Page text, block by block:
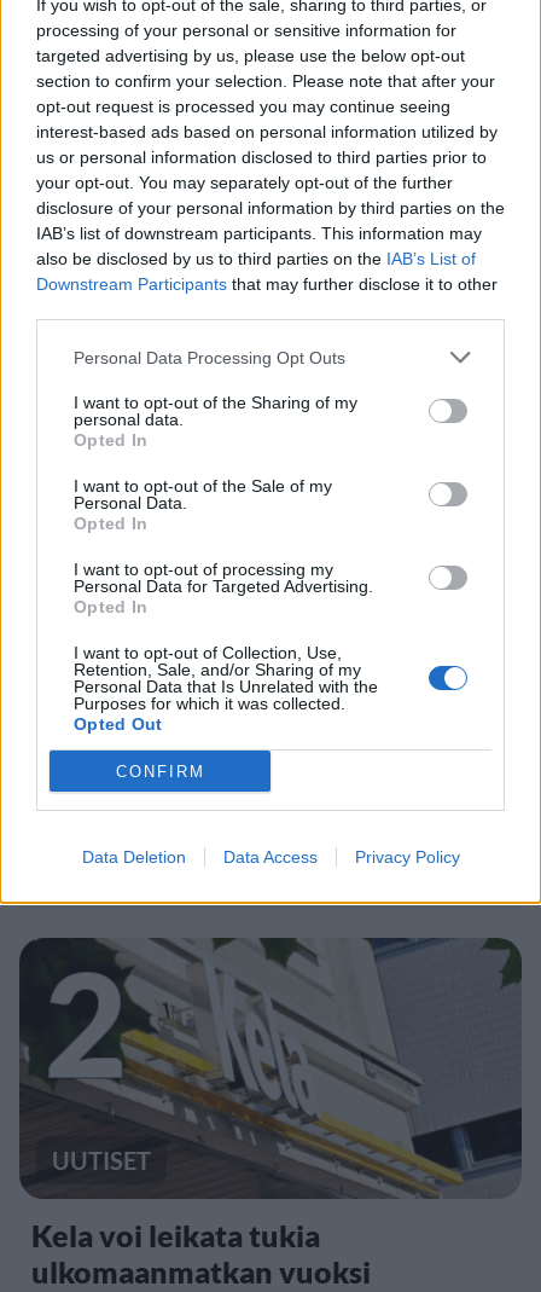
If you wish to opt-out of the sale, sharing to third parties, or
processing of your personal or sensitive information for
targeted advertising by us, please use the below opt-out
section to confirm your selection. Please note that after your
opt-out request is processed you may continue seeing
interest-based ads based on personal information utilized by
us or personal information disclosed to third parties prior to
your opt-out. You may separately opt-out of the further
disclosure of your personal information by third parties on the
IAB’s list of downstream participants. This information may
also be disclosed by us to third parties on the IAB’s List of
Downstream Participants that may further disclose it to other
Personal Data Processing Opt Outs
I want to opt-out of the Sharing of my
personal data.
Opted In
I want to opt-out of the Sale of my
Personal Data.
Opted In
I want to opt-out of processing my
Personal Data for Targeted Advertising.
Opted In
I want to opt-out of Collection, Use,
Retention, Sale, and/or Sharing of my
Personal Data that Is Unrelated with the
Purposes for which it was collected.
Opted Out
CONFIRM
Data Deletion Data Access Privacy Policy
Staran luetuimmat
1
MATKAILU
Maailman eniten matkustaneet
valitsivat suosikkikohteensa –
yllättävä voittaja
2
UUTISET
Kela voi leikata tukia
ulkomaanmatkan vuoksi